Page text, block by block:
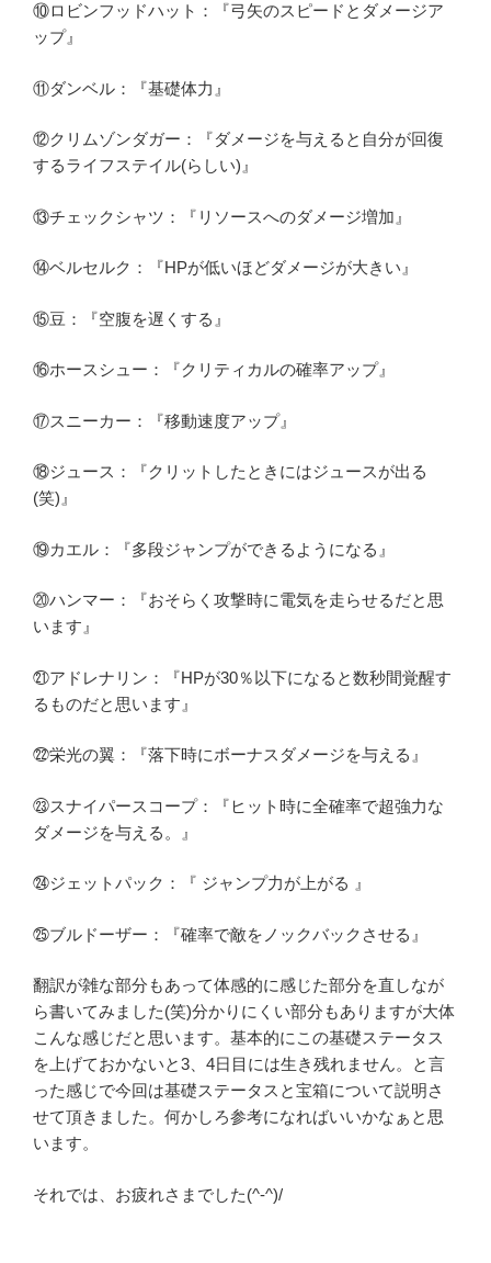
⑩ロビンフッドハット：『弓矢のスピードとダメージア
ップ』
⑪ダンベル：『基礎体力』
⑫クリムゾンダガー：『ダメージを与えると自分が回復
するライフステイル(らしい)』
⑬チェックシャツ：『リソースへのダメージ増加』
⑭ベルセルク：『HPが低いほどダメージが大きい』
⑮豆：『空腹を遅くする』
⑯ホースシュー：『クリティカルの確率アップ』
⑰スニーカー：『移動速度アップ』
⑱ジュース：『クリットしたときにはジュースが出る
(笑)』
⑲カエル：『多段ジャンプができるようになる』
⑳ハンマー：『おそらく攻撃時に電気を走らせるだと思
います』
㉑アドレナリン：『HPが30％以下になると数秒間覚醒す
るものだと思います』
㉒栄光の翼：『落下時にボーナスダメージを与える』
㉓スナイパースコープ：『ヒット時に全確率で超強力な
ダメージを与える。』
㉔ジェットパック：『 ジャンプ力が上がる 』
㉕ブルドーザー：『確率で敵をノックバックさせる』
翻訳が雑な部分もあって体感的に感じた部分を直しなが
ら書いてみました(笑)分かりにくい部分もありますが大体
こんな感じだと思います。基本的にこの基礎ステータス
を上げておかないと3、4日目には生き残れません。と言
った感じで今回は基礎ステータスと宝箱について説明さ
せて頂きました。何かしろ参考になればいいかなぁと思
います。
それでは、お疲れさまでした(^‐^)/